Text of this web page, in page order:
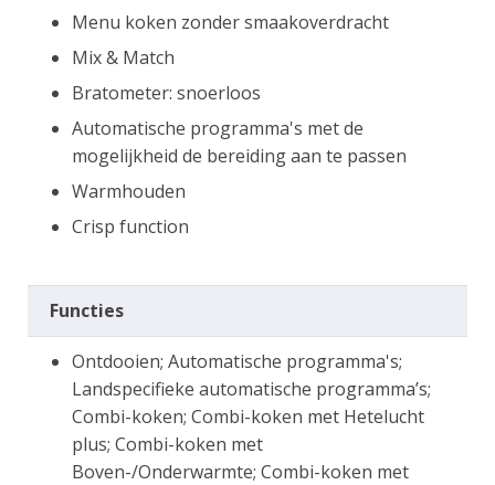
Menu koken zonder smaakoverdracht
Mix & Match
Bratometer: snoerloos
Automatische programma's met de
mogelijkheid de bereiding aan te passen
Warmhouden
Crisp function
Functies
Ontdooien; Automatische programma's;
Landspecifieke automatische programma’s;
Combi-koken; Combi-koken met Hetelucht
plus; Combi-koken met
Boven-/Onderwarmte; Combi-koken met